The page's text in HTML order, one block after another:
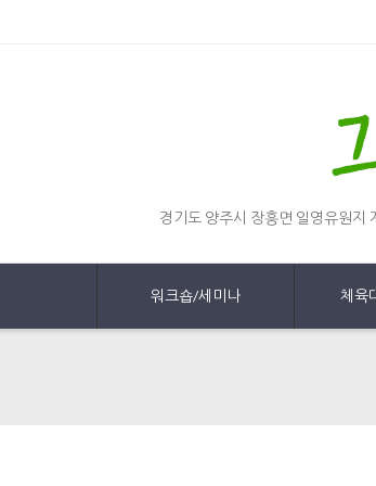
경기도 양주시 장흥면 일영유원지
워크숍/세미나 체육